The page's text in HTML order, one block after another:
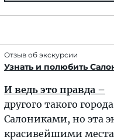
Отзыв об экскурсии
Узнать и полюбить
И ведь это правда –
другого такого
Салониками, но эта
красивейшими